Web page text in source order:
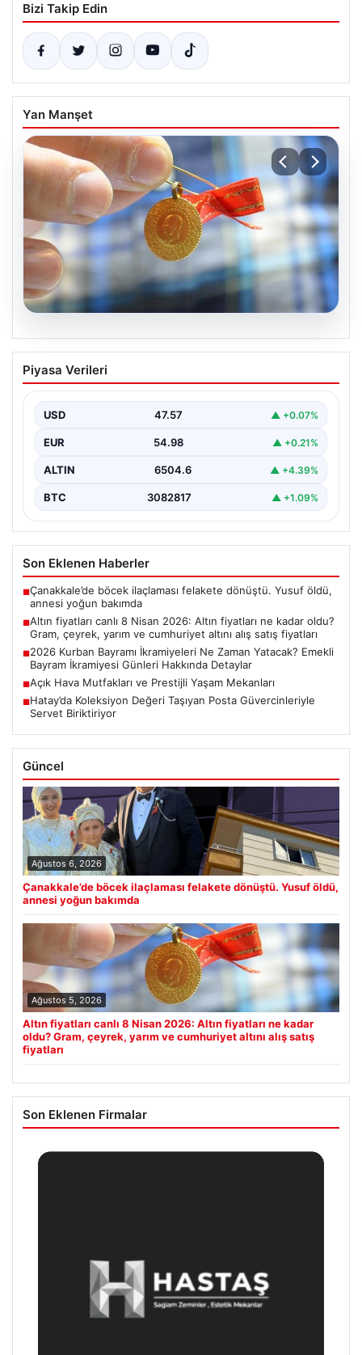
Bizi Takip Edin
Yan Manşet
05.08.2026
Altın fiyatları canlı 8 Nisan 2026: Altın
fiyatları ne kadar oldu? Gram, çeyrek,
fiyatları
Piyasa Verileri
USD 47.57 ▲ +0.07%
EUR 54.98 ▲ +0.21%
ALTIN 6504.6 ▲ +4.39%
BTC 3082817 ▲ +1.09%
Son Eklenen Haberler
■Çanakkale’de böcek ilaçlaması felakete dönüştü. Yusuf öldü,
annesi yoğun bakımda
■Altın fiyatları canlı 8 Nisan 2026: Altın fiyatları ne kadar oldu?
Gram, çeyrek, yarım ve cumhuriyet altını alış satış fiyatları
■2026 Kurban Bayramı İkramiyeleri Ne Zaman Yatacak? Emekli
Bayram İkramiyesi Günleri Hakkında Detaylar
■Açık Hava Mutfakları ve Prestijli Yaşam Mekanları
■Hatay’da Koleksiyon Değeri Taşıyan Posta Güvercinleriyle
Servet Biriktiriyor
Güncel
Ağustos 6, 2026
Çanakkale’de böcek ilaçlaması felakete dönüştü. Yusuf öldü,
annesi yoğun bakımda
Ağustos 5, 2026
Altın fiyatları canlı 8 Nisan 2026: Altın fiyatları ne kadar
oldu? Gram, çeyrek, yarım ve cumhuriyet altını alış satış
fiyatları
Son Eklenen Firmalar